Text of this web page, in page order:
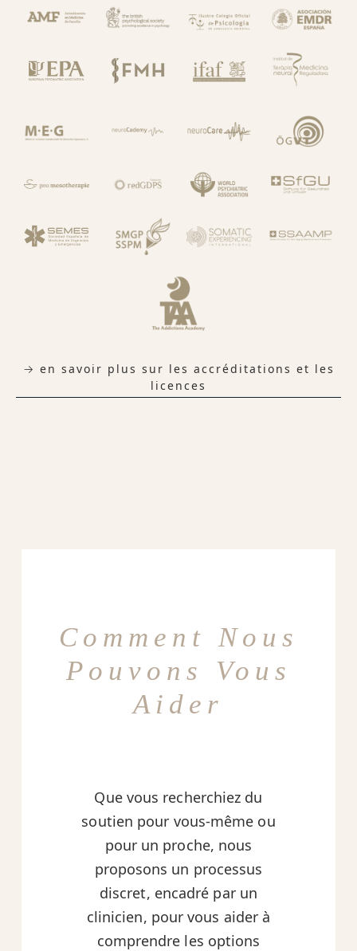
→ en savoir plus sur les accréditations et les
licences
Comment Nous
Pouvons Vous
Aider
Que vous recherchiez du
soutien pour vous-même ou
pour un proche, nous
proposons un processus
discret, encadré par un
clinicien, pour vous aider à
comprendre les options